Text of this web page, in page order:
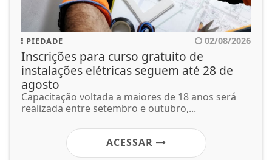
PIEDADE 02/08/2026
Inscrições para curso gratuito de
instalações elétricas seguem até 28 de
agosto
Capacitação voltada a maiores de 18 anos será
realizada entre setembro e outubro,...
ACESSAR